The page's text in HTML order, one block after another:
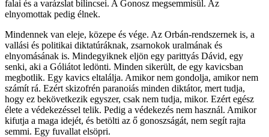
falai és a varázslat bilincsei. A Gonosz megsemmisül. Az
elnyomottak pedig élnek.
Mindennek van eleje, közepe és vége. Az Orbán-rendszernek is, a
vallási és politikai diktatúráknak, zsarnokok uralmának és
elnyomásának is. Mindegyiknek eljön egy parittyás Dávid, egy
senki, aki a Góliátot ledönti. Minden sikerült, de egy kavicsban
megbotlik. Egy kavics eltalálja. Amikor nem gondolja, amikor nem
számít rá. Ezért skizofrén paranoiás minden diktátor, mert tudja,
hogy ez bekövetkezik egyszer, csak nem tudja, mikor. Ezért egész
élete a védekezéssel telik. Pedig a védekezés nem használ. Amikor
kifutja a maga idejét, és betölti az ő gonoszságát, nem segít rajta
semmi. Egy fuvallat elsöpri.